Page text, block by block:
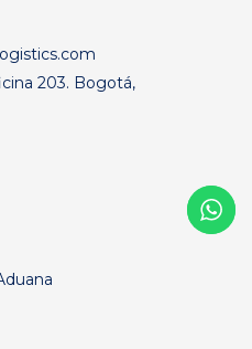
203. Bogotá,